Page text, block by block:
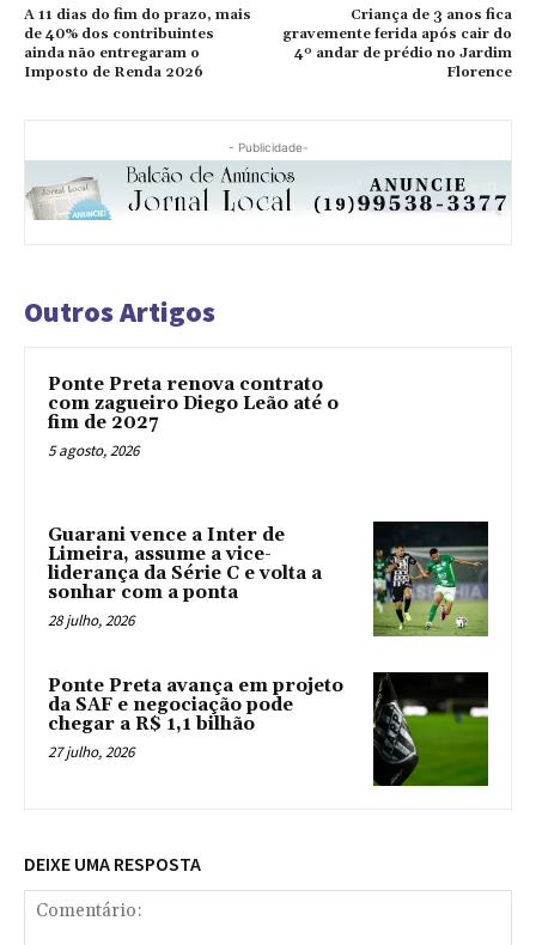
A 11 dias do fim do prazo, mais
de 40% dos contribuintes
ainda não entregaram o
Imposto de Renda 2026
Criança de 3 anos fica
gravemente ferida após cair do
4º andar de prédio no Jardim
Florence
- Publicidade-
Outros Artigos
Ponte Preta renova contrato
com zagueiro Diego Leão até o
fim de 2027
5 agosto, 2026
Guarani vence a Inter de
Limeira, assume a vice-
liderança da Série C e volta a
sonhar com a ponta
28 julho, 2026
Ponte Preta avança em projeto
da SAF e negociação pode
chegar a R$ 1,1 bilhão
27 julho, 2026
DEIXE UMA RESPOSTA